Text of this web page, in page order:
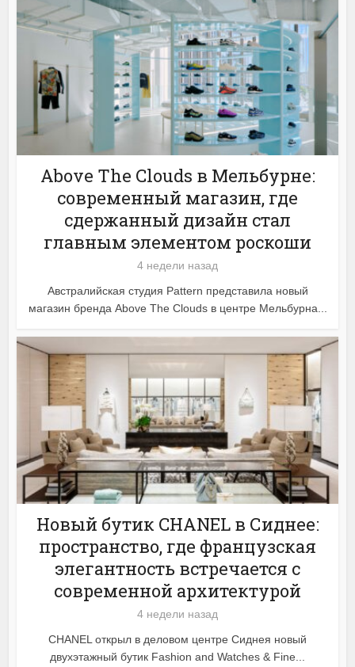
Above The Clouds в Мельбурне:
современный магазин, где
сдержанный дизайн стал
главным элементом роскоши
4 недели назад
Австралийская студия Pattern представила новый
магазин бренда Above The Clouds в центре Мельбурна...
Новый бутик CHANEL в Сиднее:
пространство, где французская
элегантность встречается с
современной архитектурой
4 недели назад
CHANEL открыл в деловом центре Сиднея новый
двухэтажный бутик Fashion and Watches & Fine...